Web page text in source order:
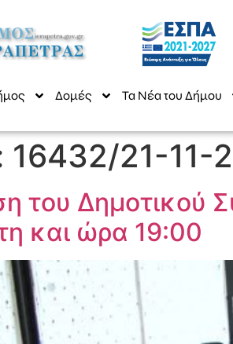
Δομές Τα Νέα του Δήμου
16432/21-11-
του Δημοτικού
και ώρα 19:00